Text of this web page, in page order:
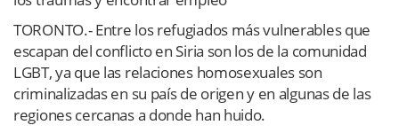
TORONTO.- Entre los refugiados más vulnerables que
escapan del conflicto en Siria son los de la comunidad
LGBT, ya que las relaciones homosexuales son
criminalizadas en su país de origen y en algunas de las
regiones cercanas a donde han huido.